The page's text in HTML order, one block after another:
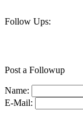
Follow Ups:
Post a Followup
Name:
E-Mail: